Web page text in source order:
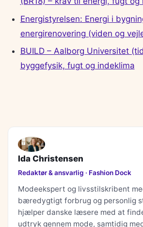
Energistyrelsen: Energi i
energirenovering (viden og
BUILD – Aalborg Universitet
byggefysik, fugt og indeklima
Ida Christensen
Redaktør & ansvarlig · Fashion Dock
Modeekspert og livsstilskribent
bæredygtigt forbrug og personlig
hjælper danske læsere med at
udtryk gennem mode, samtidig